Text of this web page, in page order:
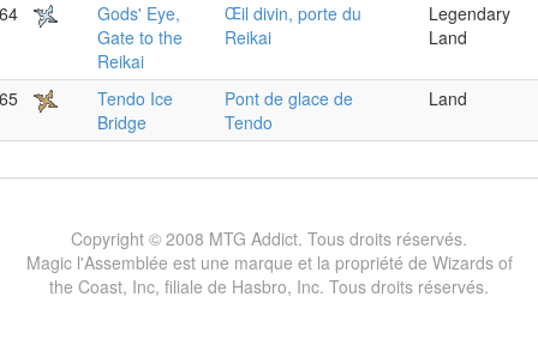
Gods' Eye,
Gate to the
Reikai
Œil divin, porte du
Reikai
Legendary
Land
Tendo Ice
Bridge
Pont de glace de
Tendo
Land
Copyright © 2008 MTG Addict. Tous droits réservés.
Magic l'Assemblée est une marque et la propriété de Wizards of
the Coast, Inc, filiale de Hasbro, Inc. Tous droits réservés.